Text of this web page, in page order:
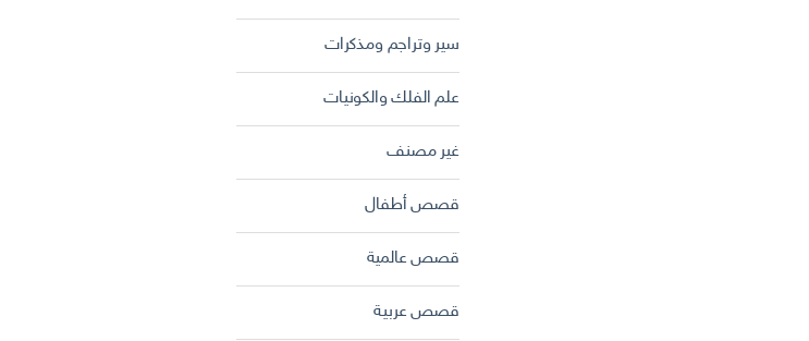
سير وتراجم ومذكرات
علم الفلك والكونيات
غير مصنف
قصص أطفال
قصص عالمية
قصص عربية